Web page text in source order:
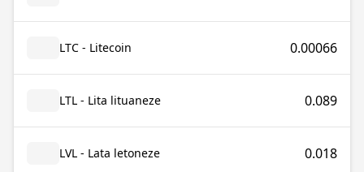
LTC - Litecoin 0.00066
LTL - Lita lituaneze 0.089
LVL - Lata letoneze 0.018